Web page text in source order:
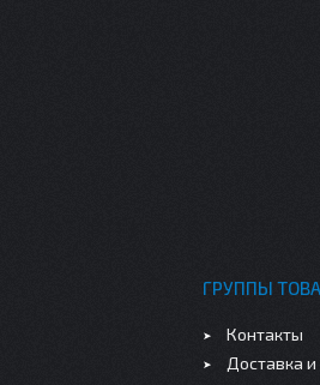
ГРУППЫ
Контакты
Доставка и